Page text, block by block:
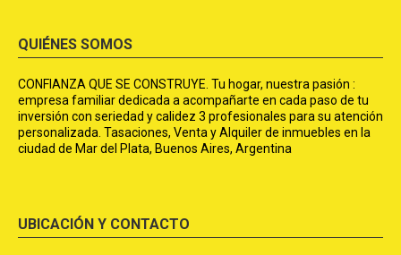
QUIÉNES SOMOS
CONFIANZA QUE SE CONSTRUYE. Tu hogar, nuestra pasión :
empresa familiar dedicada a acompañarte en cada paso de tu
inversión con seriedad y calidez 3 profesionales para su atención
personalizada. Tasaciones, Venta y Alquiler de inmuebles en la
ciudad de Mar del Plata, Buenos Aires, Argentina
UBICACIÓN Y CONTACTO